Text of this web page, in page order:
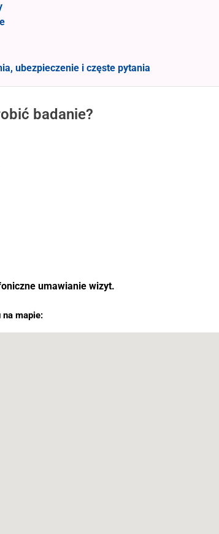
ubezpieczenie i częste pytania
badanie?
umawianie wizyt.
na mapie: